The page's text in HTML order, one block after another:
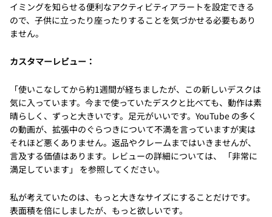
イミングを知らせる便利なアクティビティアラートを設定できる
ので、子供に立ったり座ったりすることを気づかせる必要もあり
ません。
カスタマーレビュー：
「使いこなしてから約1週間が経ちましたが、この新しいデスクは
気に入っています。今まで使っていたデスクと比べても、動作は素
晴らしく、ずっと大きいです。足元がいいです。YouTube の多く
の動画が、拡張中のぐらつきについて不満を言っていますが実は
それほど悪くありません。返品やクレームまではいきませんが、
言及する価値はあります。レビューの詳細については、 「非常に
満足しています」 を参照してください。
私が考えていたのは、もっと大きなサイズにすることだけです。
表面積を倍にしましたが、もっと欲しいです。